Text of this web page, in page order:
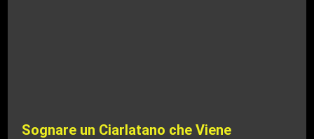
Sognare un Ciarlatano che Viene